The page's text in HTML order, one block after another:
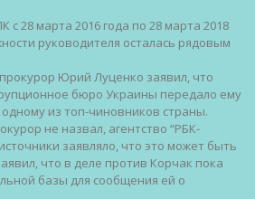
с 28 марта 2016 года по 28 марта 2018
руководителя осталась рядовым
Юрий Луценко заявил, что
бюро Украины передало ему
из топ-чиновников страны.
не назвал, агентство “РБК-
заявляло, что это может быть
что в деле против Корчак пока
базы для сообщения ей о